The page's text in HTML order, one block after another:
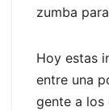
zumba
Hoy estas
entre una
gente a